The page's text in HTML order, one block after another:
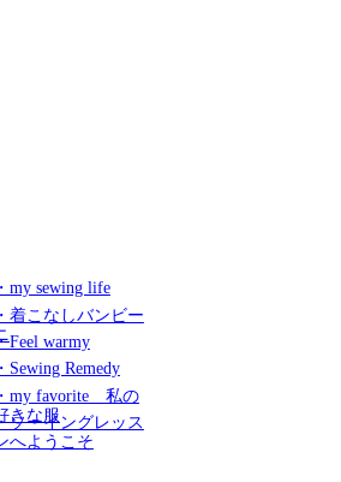
・my sewing life
・着こなしバンビー
Feel warmy
・Sewing Remedy
・my favorite 私の
きな服
ソーイングレッス
へようこそ